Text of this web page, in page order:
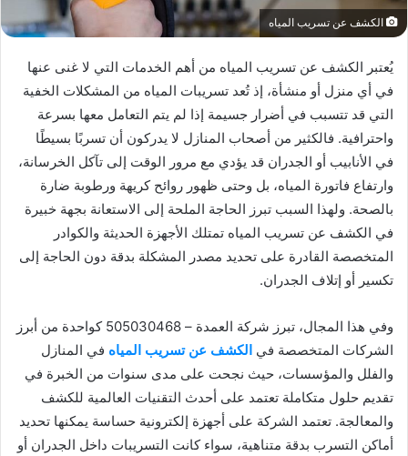
الكشف عن تسريب المياه
يُعتبر الكشف عن تسريب المياه من أهم الخدمات التي لا غنى عنها
في أي منزل أو منشأة، إذ تُعد تسريبات المياه من المشكلات الخفية
التي قد تتسبب في أضرار جسيمة إذا لم يتم التعامل معها بسرعة
واحترافية. فالكثير من أصحاب المنازل لا يدركون أن تسربًا بسيطًا
في الأنابيب أو الجدران قد يؤدي مع مرور الوقت إلى تآكل الخرسانة،
وارتفاع فاتورة المياه، بل وحتى ظهور روائح كريهة ورطوبة ضارة
بالصحة. ولهذا السبب تبرز الحاجة الملحة إلى الاستعانة بجهة خبيرة
في الكشف عن تسريب المياه تمتلك الأجهزة الحديثة والكوادر
المتخصصة القادرة على تحديد مصدر المشكلة بدقة دون الحاجة إلى
تكسير أو إتلاف الجدران.
وفي هذا المجال، تبرز شركة العمدة – 505030468 كواحدة من أبرز
الشركات المتخصصة في الكشف عن تسريب المياه في المنازل
والفلل والمؤسسات، حيث نجحت على مدى سنوات من الخبرة في
تقديم حلول متكاملة تعتمد على أحدث التقنيات العالمية للكشف
والمعالجة. تعتمد الشركة على أجهزة إلكترونية حساسة يمكنها تحديد
أماكن التسرب بدقة متناهية، سواء كانت التسريبات داخل الجدران أو